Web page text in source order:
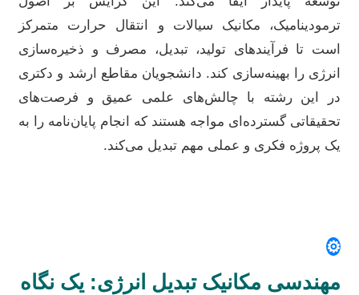
ترمودینامیک، مکانیک سیالات و انتقال حرارت متمرکز
است تا فرآیندهای تولید، تبدیل، مصرف و ذخیره‌سازی
انرژی را بهینه‌سازی کند. دانشجویان مقاطع ارشد و دکتری
در این رشته با چالش‌های علمی عمیق و فرصت‌های
تحقیقاتی گسترده‌ای مواجه هستند که انجام پایان‌نامه را به
یک پروژه فکری و عملی مهم تبدیل می‌کند.
⚙️
مهندسی مکانیک تبدیل انرژی: یک نگاه